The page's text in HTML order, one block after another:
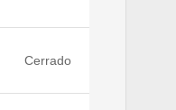
Cerrado